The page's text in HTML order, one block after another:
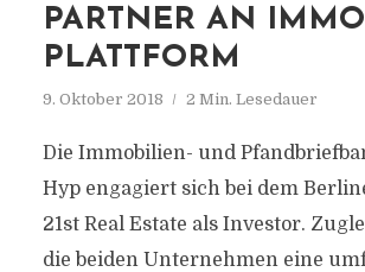
PARTNER AN
PLATTFORM
9. Oktober 2018 2 Min. Lesedauer
Die Immobilien- und
Hyp engagiert sich bei dem
21st Real Estate als Investor.
die beiden Unternehmen eine